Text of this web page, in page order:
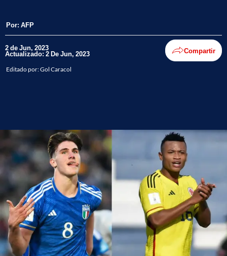
Por: AFP
2 de Jun, 2023
Actualizado: 2 De Jun, 2023 Compartir
Editado por:Gol Caracol